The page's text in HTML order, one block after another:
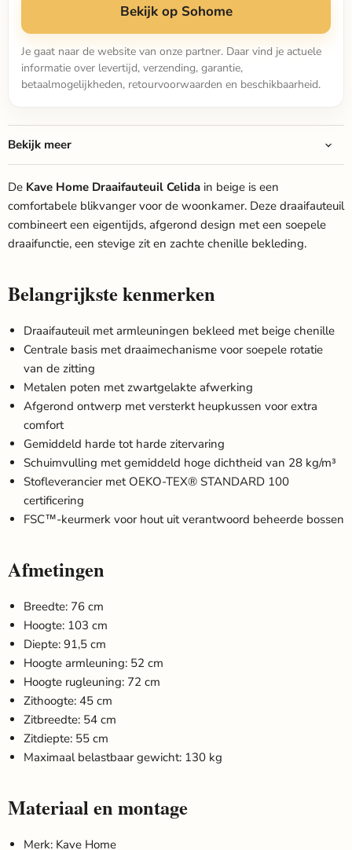
Bekijk op Sohome
Je gaat naar de website van onze partner. Daar vind je actuele
informatie over levertijd, verzending, garantie,
betaalmogelijkheden, retourvoorwaarden en beschikbaarheid.
Bekijk meer
De Kave Home Draaifauteuil Celida in beige is een
comfortabele blikvanger voor de woonkamer. Deze draaifauteuil
combineert een eigentijds, afgerond design met een soepele
draaifunctie, een stevige zit en zachte chenille bekleding.
Belangrijkste kenmerken
Draaifauteuil met armleuningen bekleed met beige chenille
Centrale basis met draaimechanisme voor soepele rotatie
van de zitting
Metalen poten met zwartgelakte afwerking
Afgerond ontwerp met versterkt heupkussen voor extra
comfort
Gemiddeld harde tot harde zitervaring
Schuimvulling met gemiddeld hoge dichtheid van 28 kg/m³
Stofleverancier met OEKO-TEX® STANDARD 100
certificering
FSC™-keurmerk voor hout uit verantwoord beheerde bossen
Afmetingen
Breedte: 76 cm
Hoogte: 103 cm
Diepte: 91,5 cm
Hoogte armleuning: 52 cm
Hoogte rugleuning: 72 cm
Zithoogte: 45 cm
Zitbreedte: 54 cm
Zitdiepte: 55 cm
Maximaal belastbaar gewicht: 130 kg
Materiaal en montage
Merk: Kave Home